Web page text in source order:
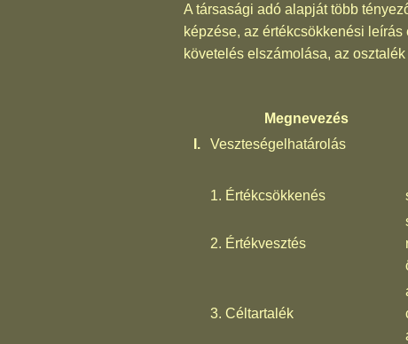
A társasági adó alapját több
képzése, az értékcsökkenési
követelés elszámolása, az osztalék
Megnevezés
I.
Veszteségelhatárolás
1. Értékcsökkenés
2. Értékvesztés
3. Céltartalék